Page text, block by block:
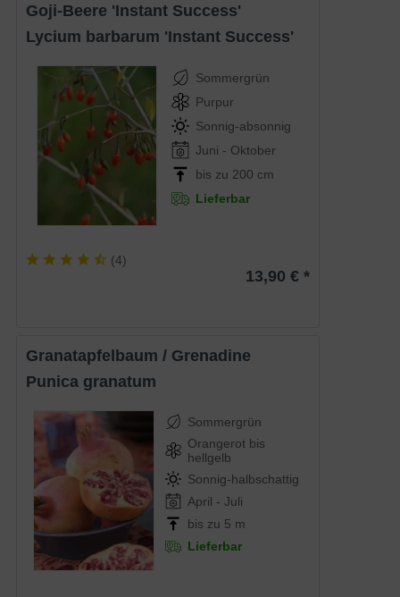
Goji-Beere 'Instant Success'
Lycium barbarum 'Instant Success'
Sommergrün
Purpur
Sonnig-absonnig
Juni - Oktober
bis zu 200 cm
Lieferbar
(4)
13,90 € *
Granatapfelbaum / Grenadine
Punica granatum
Sommergrün
Orangerot bis
hellgelb
Sonnig-halbschattig
April - Juli
bis zu 5 m
Lieferbar